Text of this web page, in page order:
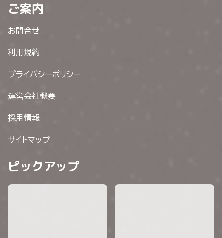
ご案内
お問合せ
利用規約
プライバシーポリシー
運営会社概要
採用情報
サイトマップ
ピックアップ